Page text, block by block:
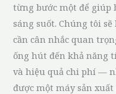
từng bước một để giúp
sáng suốt. Chúng tôi
cần cân nhắc quan
ống hút đến khả năng
và hiệu quả chi phí —
được một máy sản